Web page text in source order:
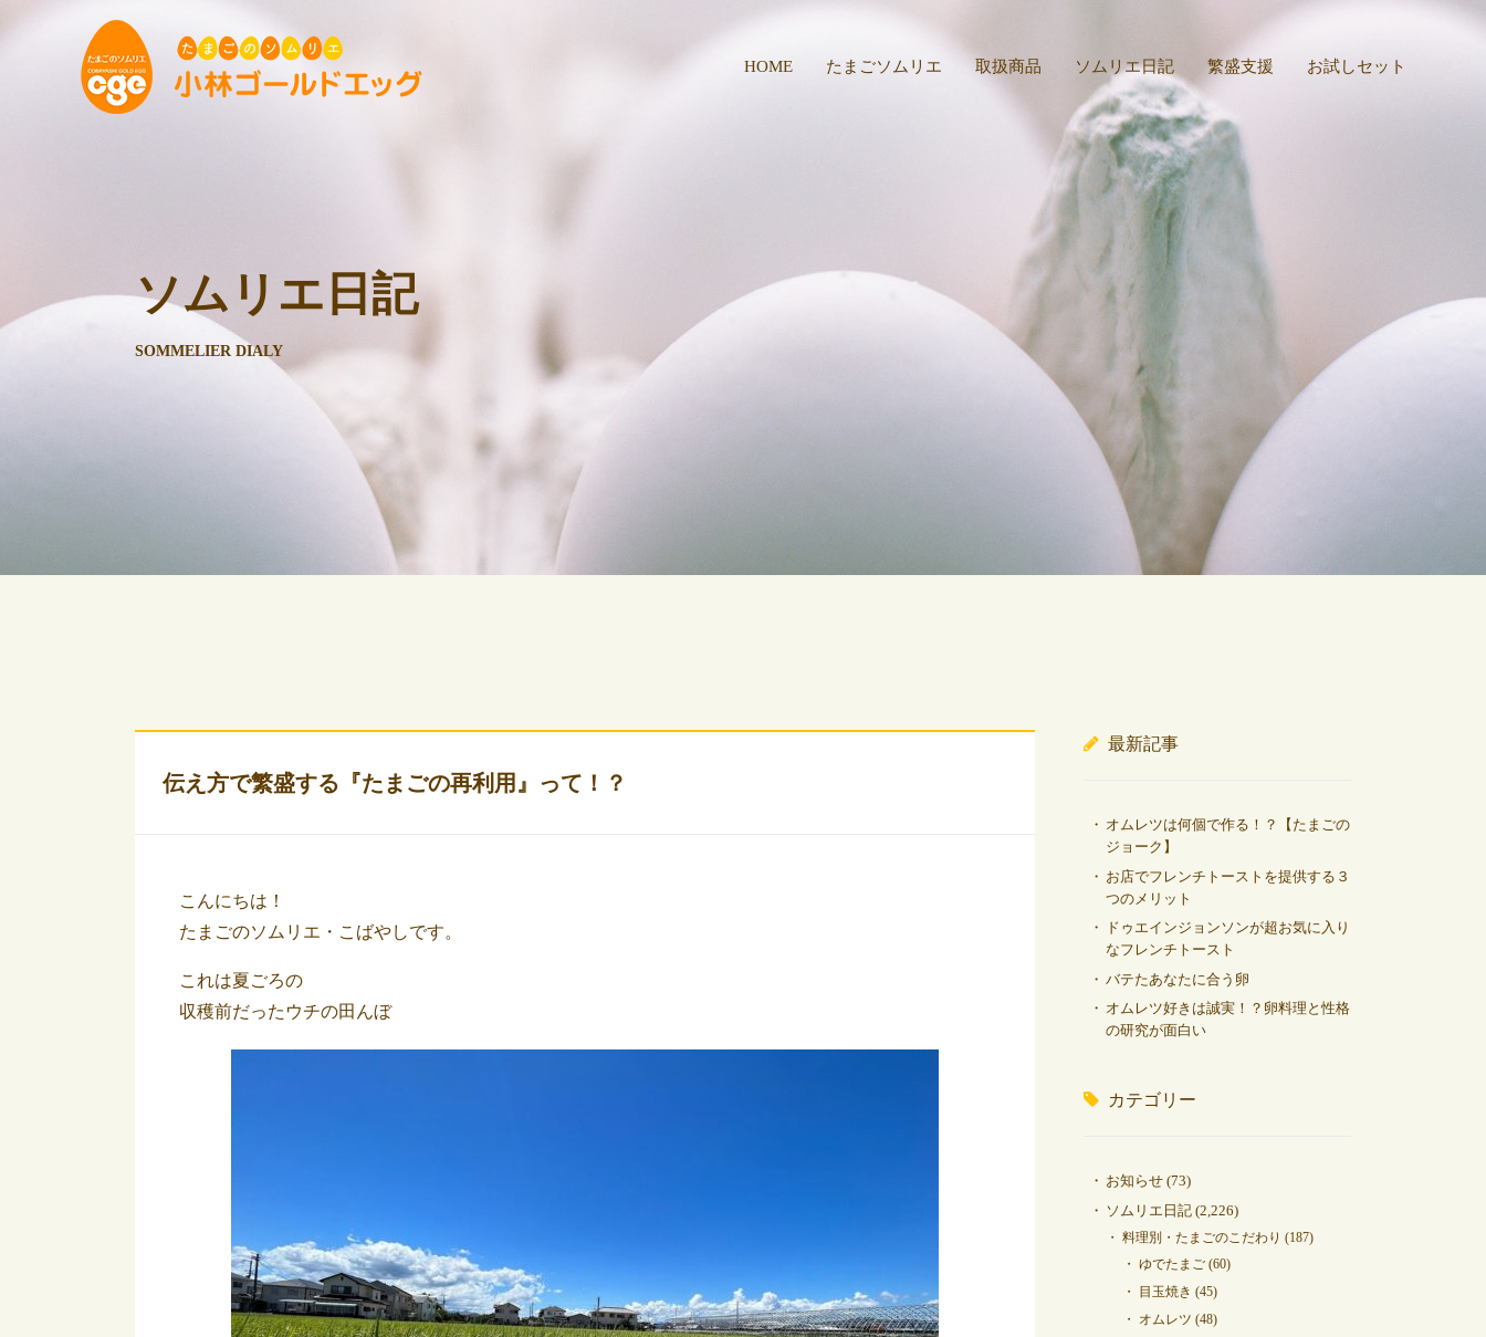
HOME たまごソムリエ 取扱商品 ソムリエ日記 繁盛支援 お試しセット
ソムリエ日記
SOMMELIER DIALY
伝え方で繁盛する『たまごの再利用』って！？
こんにちは！
たまごのソムリエ・こばやしです。
これは夏ごろの
収穫前だったウチの田んぼ
最新記事
オムレツは何個で作る！？【たまごの
ジョーク】
お店でフレンチトーストを提供する３
つのメリット
ドゥエインジョンソンが超お気に入り
なフレンチトースト
バテたあなたに合う卵
オムレツ好きは誠実！？卵料理と性格
の研究が面白い
カテゴリー
お知らせ (73)
ソムリエ日記 (2,226)
料理別・たまごのこだわり (187)
ゆでたまご (60)
目玉焼き (45)
オムレツ (48)